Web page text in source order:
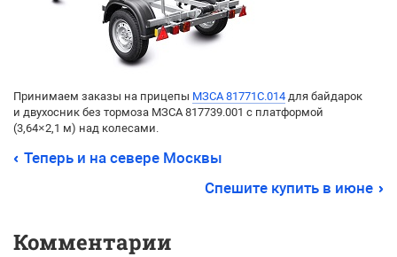
Принимаем заказы на прицепы МЗСА 81771C.014 для байдарок
и двухосник без тормоза МЗСА 817739.001 с платформой
(3,64×2,1 м) над колесами.
Теперь и на севере Москвы
Спешите купить в июне
Комментарии